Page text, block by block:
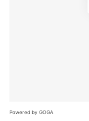
Powered by GOGA